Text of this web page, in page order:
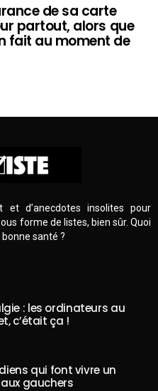
de sa carte
partout, alors que
fait au moment de
et d’anecdotes insolites pour
forme de listes, bien sûr. Quoi
santé ?
: les ordinateurs au
c’était ça !
qui font vivre un
gauchers